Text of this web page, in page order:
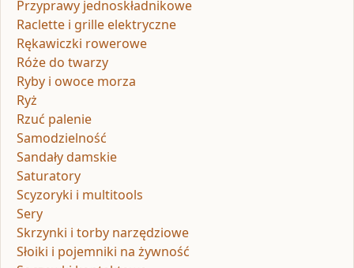
Przyprawy jednoskładnikowe
Raclette i grille elektryczne
Rękawiczki rowerowe
Róże do twarzy
Ryby i owoce morza
Ryż
Rzuć palenie
Samodzielność
Sandały damskie
Saturatory
Scyzoryki i multitools
Sery
Skrzynki i torby narzędziowe
Słoiki i pojemniki na żywność